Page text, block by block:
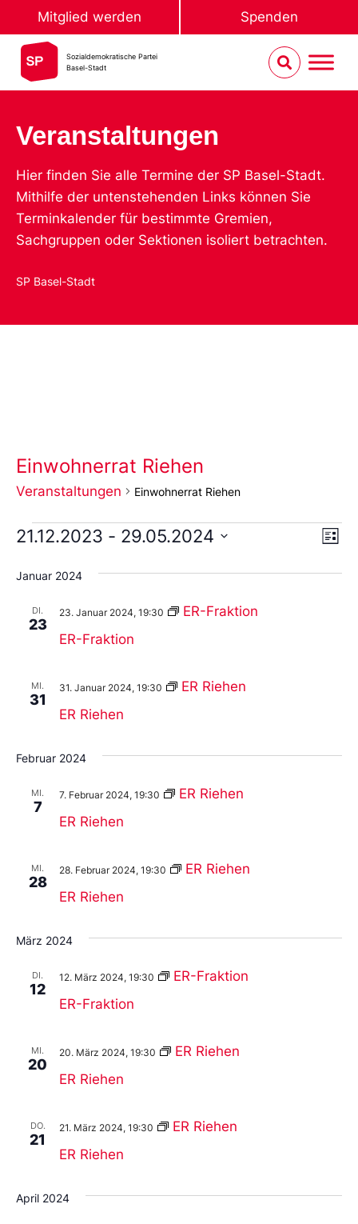
Mitglied werden Spenden
Sozialdemokratische Partei
Basel-Stadt
Veranstaltungen
Hier finden Sie alle Termine der SP Basel-Stadt.
Mithilfe der untenstehenden Links können Sie
Terminkalender für bestimmte Gremien,
Sachgruppen oder Sektionen isoliert betrachten.
SP Basel-Stadt
Einwohnerrat Riehen
Veranstaltungen Einwohnerrat Riehen
Liste
21.12.2023 - 29.05.2024
Sie
das
aus.
Januar 2024
DI.
23
ER-Fraktion
23. Januar 2024, 19:30 ER-Fraktion
MI.
31
ER Riehen
31. Januar 2024, 19:30 ER Riehen
Februar 2024
MI.
7
ER Riehen
7. Februar 2024, 19:30 ER Riehen
MI.
28
ER Riehen
28. Februar 2024, 19:30 ER Riehen
März 2024
DI.
12
ER-Fraktion
12. März 2024, 19:30 ER-Fraktion
MI.
20
ER Riehen
20. März 2024, 19:30 ER Riehen
DO.
21
ER Riehen
21. März 2024, 19:30 ER Riehen
April 2024